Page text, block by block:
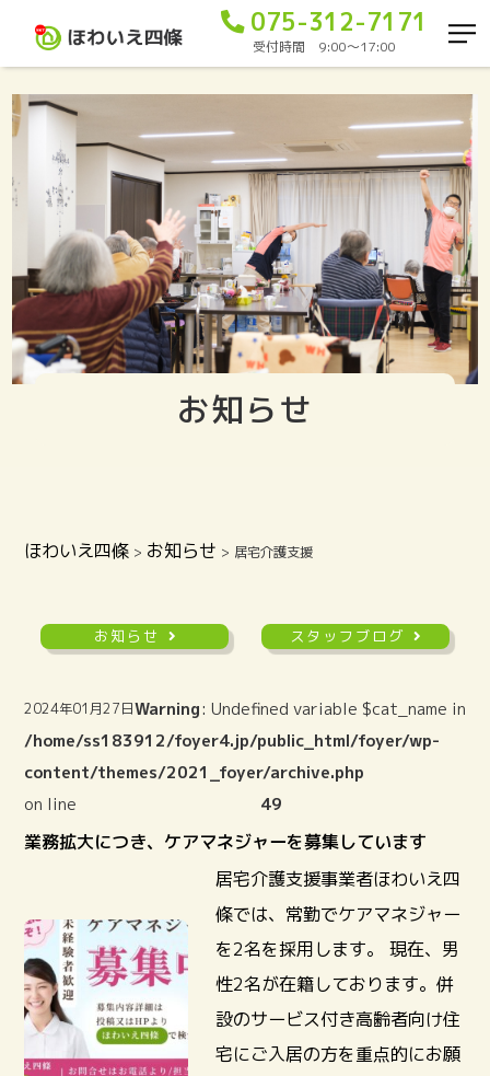
075-312-7171
受付時間 9:00〜17:00
お知らせ
ほわいえ四條 > お知らせ > 居宅介護支援
お知らせ スタッフブログ
2024年01月27日Warning: Undefined variable $cat_name in
/home/ss183912/foyer4.jp/public_html/foyer/wp-
content/themes/2021_foyer/archive.php
on line
49
業務拡大につき、ケアマネジャーを募集しています
居宅介護支援事業者ほわいえ四
條では、常勤でケアマネジャー
を2名を採用します。 現在、男
性2名が在籍しております。併
設のサービス付き高齢者向け住
宅にご入居の方を重点的にお願